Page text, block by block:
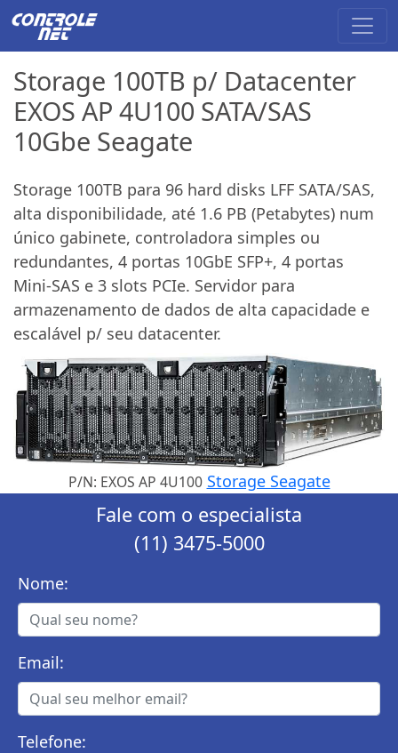
Storage 100TB p/ Datacenter
EXOS AP 4U100 SATA/SAS
10Gbe Seagate
Storage 100TB para 96 hard disks LFF SATA/SAS,
alta disponibilidade, até 1.6 PB (Petabytes) num
único gabinete, controladora simples ou
redundantes, 4 portas 10GbE SFP+, 4 portas
Mini-SAS e 3 slots PCIe. Servidor para
armazenamento de dados de alta capacidade e
escalável p/ seu datacenter.
P/N: EXOS AP 4U100 Storage Seagate
Fale com o especialista
(11) 3475-5000
Nome:
Email:
Telefone: